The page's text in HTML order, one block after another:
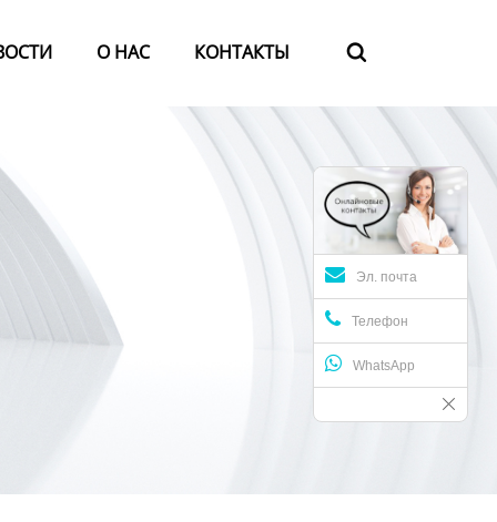
О HАС КОНТАКТЫ 
Эл. почта
Телефон
WhatsApp